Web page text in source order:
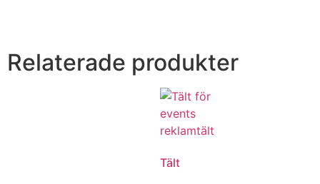
Relaterade produkter
Tält